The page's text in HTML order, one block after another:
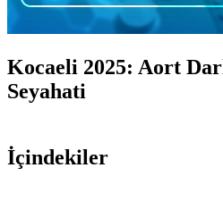
Kocaeli 2025: Aort
Seyahati
İçindekiler